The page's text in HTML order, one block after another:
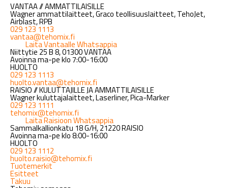
VANTAA // AMMATTILAISILLE
Wagner ammattilaitteet, Graco teollisuuslaitteet, TehoJet,
Airblast, RPB
029 123 1113
vantaa@tehomix.fi
Laita Vantaalle Whatsappia
Niittytie 25 B 8, 01300 VANTAA
Avoinna ma-pe klo 7:00-16:00
HUOLTO
029 123 1113
huolto.vantaa@tehomix.fi
RAISIO // KULUTTAJILLE JA AMMATTILAISILLE
Wagner kuluttajalaitteet, Laserliner, Pica-Marker
029 123 1111
tehomix@tehomix.fi
Laita Raisioon Whatsappia
Sammalkallionkatu 18 G/H, 21220 RAISIO
Avoinna ma-pe klo 8:00-16:00
HUOLTO
029 123 1112
huolto.raisio@tehomix.fi
Tuotemerkit
Esitteet
Takuu